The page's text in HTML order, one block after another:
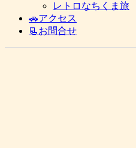
レトロなちくま旅
🚗アクセス
📃お問合せ